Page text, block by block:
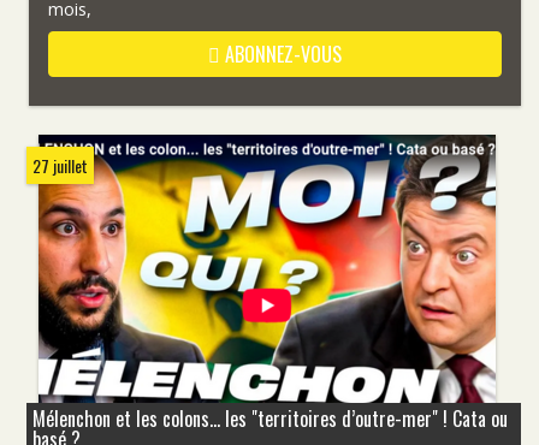
mois,
ABONNEZ-VOUS
27 juillet
Mélenchon et les colons... les "territoires d’outre-mer" ! Cata ou
basé ?